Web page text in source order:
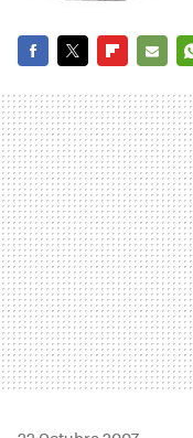
MAIL